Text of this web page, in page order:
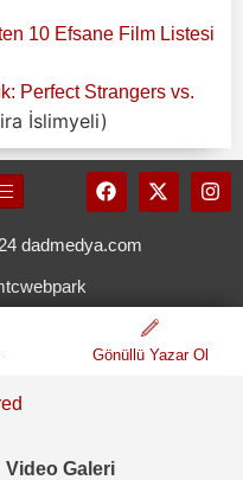
10 Efsane Film Listesi
Perfect Strangers vs.
İslimyeli)
dadmedya.com
Gönüllü Yazar Ol
Video Galeri